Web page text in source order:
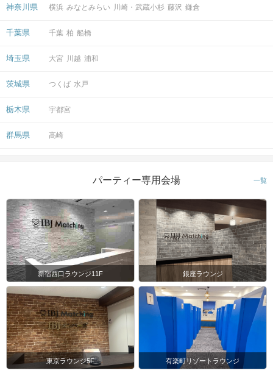
会場
注意事項
参加をご遠慮いただいております。
人数
8対8程度で進行予定。（最少開催人
数：4対4）
※募集締め切り以降のキャンセルによ
っては男女差が変動する場合がござい
ます。
持ち物
スマートフォン・顔写真付きの身分証
（運転免許証、マイナンバーカード、
パスポートなど）
お食事
飲み物
ソフトドリンク付き
神奈川県 横浜 みなとみらい 川崎・武蔵小杉 藤沢 鎌倉
千葉県 千葉 柏 船橋
埼玉県 大宮 川越 浦和
茨城県 つくば 水戸
栃木県 宇都宮
群馬県 高崎
パーティー専用会場 一覧
新宿西口ラウンジ11F 銀座ラウンジ
東京ラウンジ5F 有楽町リゾートラウンジ